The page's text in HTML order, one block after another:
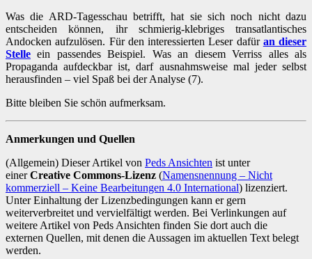
Was die ARD-Tagesschau betrifft, hat sie sich noch nicht dazu
entscheiden können, ihr schmierig-klebriges transatlantisches
Andocken aufzulösen. Für den interessierten Leser dafür an dieser
Stelle ein passendes Beispiel. Was an diesem Verriss alles als
Propaganda aufdeckbar ist, darf ausnahmsweise mal jeder selbst
herausfinden – viel Spaß bei der Analyse (7).
Bitte bleiben Sie schön aufmerksam.
Anmerkungen und Quellen
(Allgemein) Dieser Artikel von Peds Ansichten ist unter
einerCreative Commons-Lizenz (Namensnennung – Nicht
kommerziell – Keine Bearbeitungen 4.0 International) lizenziert.
Unter Einhaltung der Lizenzbedingungen kann er gern
weiterverbreitet und vervielfältigt werden. Bei Verlinkungen auf
weitere Artikel von Peds Ansichten finden Sie dort auch die
externen Quellen, mit denen die Aussagen im aktuellen Text belegt
werden.